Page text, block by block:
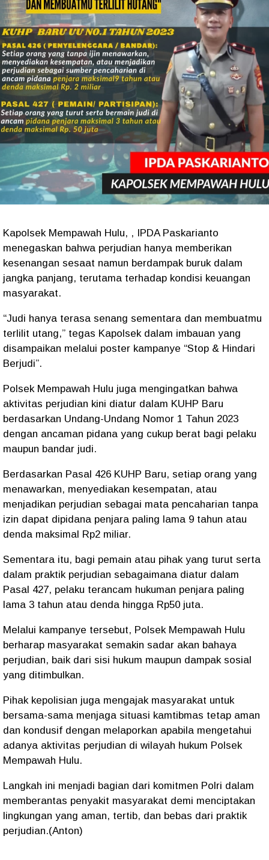
Kapolsek Mempawah Hulu, , IPDA Paskarianto
menegaskan bahwa perjudian hanya memberikan
kesenangan sesaat namun berdampak buruk dalam
jangka panjang, terutama terhadap kondisi keuangan
masyarakat.
“Judi hanya terasa senang sementara dan membuatmu
terlilit utang,” tegas Kapolsek dalam imbauan yang
disampaikan melalui poster kampanye “Stop & Hindari
Berjudi”.
Polsek Mempawah Hulu juga mengingatkan bahwa
aktivitas perjudian kini diatur dalam KUHP Baru
berdasarkan Undang-Undang Nomor 1 Tahun 2023
dengan ancaman pidana yang cukup berat bagi pelaku
maupun bandar judi.
Berdasarkan Pasal 426 KUHP Baru, setiap orang yang
menawarkan, menyediakan kesempatan, atau
menjadikan perjudian sebagai mata pencaharian tanpa
izin dapat dipidana penjara paling lama 9 tahun atau
denda maksimal Rp2 miliar.
Sementara itu, bagi pemain atau pihak yang turut serta
dalam praktik perjudian sebagaimana diatur dalam
Pasal 427, pelaku terancam hukuman penjara paling
lama 3 tahun atau denda hingga Rp50 juta.
Melalui kampanye tersebut, Polsek Mempawah Hulu
berharap masyarakat semakin sadar akan bahaya
perjudian, baik dari sisi hukum maupun dampak sosial
yang ditimbulkan.
Pihak kepolisian juga mengajak masyarakat untuk
bersama-sama menjaga situasi kamtibmas tetap aman
dan kondusif dengan melaporkan apabila mengetahui
adanya aktivitas perjudian di wilayah hukum Polsek
Mempawah Hulu.
Langkah ini menjadi bagian dari komitmen Polri dalam
memberantas penyakit masyarakat demi menciptakan
lingkungan yang aman, tertib, dan bebas dari praktik
perjudian.(Anton)